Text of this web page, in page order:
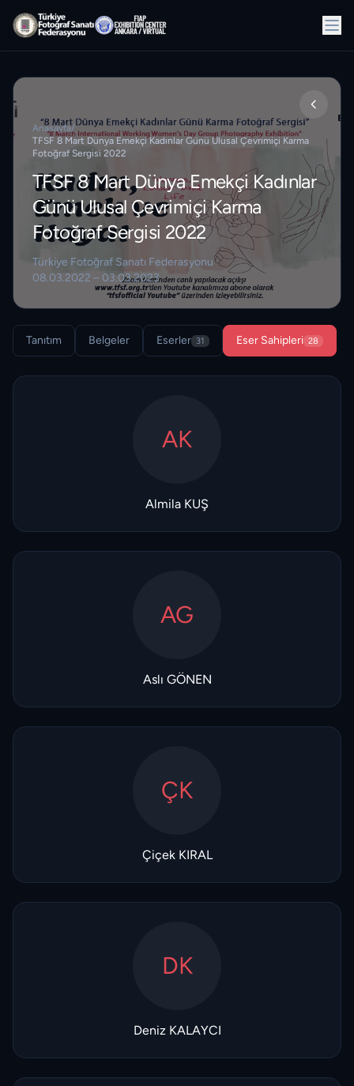
Anasayfa/
TFSF 8 Mart Dünya Emekçi Kadınlar Günü Ulusal Çevrimiçi Karma
Fotoğraf Sergisi 2022
TFSF 8 Mart Dünya Emekçi Kadınlar
Günü Ulusal Çevrimiçi Karma
Fotoğraf Sergisi 2022
Türkiye Fotoğraf Sanatı Federasyonu
08.03.2022 – 03.03.2023
Tanıtım Belgeler Eserler 31 Eser Sahipleri 28
AK
Almila KUŞ
AG
Aslı GÖNEN
ÇK
Çiçek KIRAL
DK
Deniz KALAYCI